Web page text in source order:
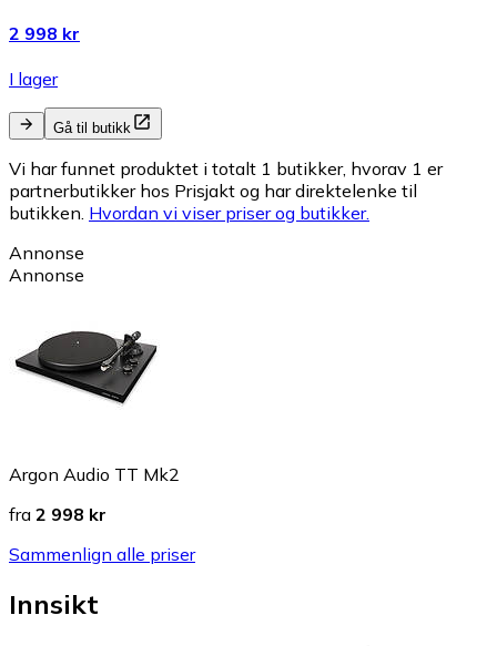
2 998 kr
I lager
Gå til butikk
Vi har funnet produktet i totalt 1 butikker, hvorav 1 er
partnerbutikker hos Prisjakt og har direktelenke til
butikken. Hvordan vi viser priser og butikker.
Annonse
Annonse
Argon Audio TT Mk2
fra 2 998 kr
Sammenlign alle priser
Innsikt